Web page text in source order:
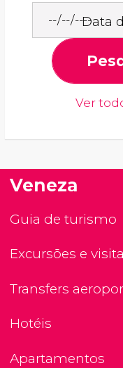
Data
Ver
Veneza
Guia de turismo
Excursões e
Transfers
Hotéis
Apartamentos